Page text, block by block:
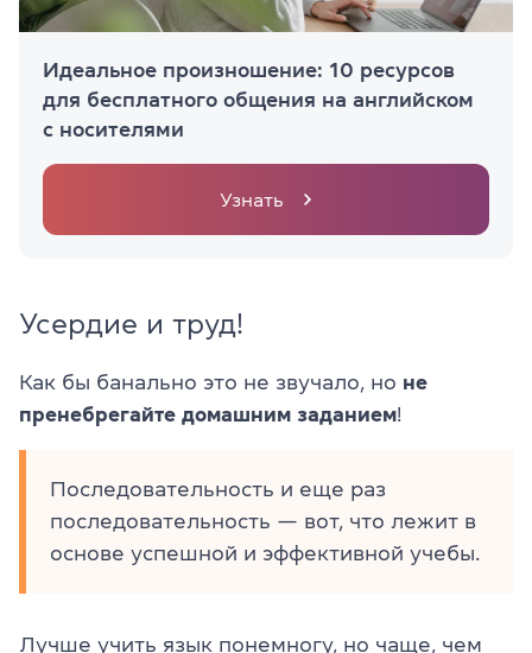
Идеальное произношение: 10 ресурсов
для бесплатного общения на английском
с носителями
Узнать
Усердие и труд!
Как бы банально это не звучало, но не
пренебрегайте домашним заданием!
Последовательность и еще раз
последовательность — вот, что лежит в
основе успешной и эффективной учебы.
Лучше учить язык понемногу, но чаще, чем